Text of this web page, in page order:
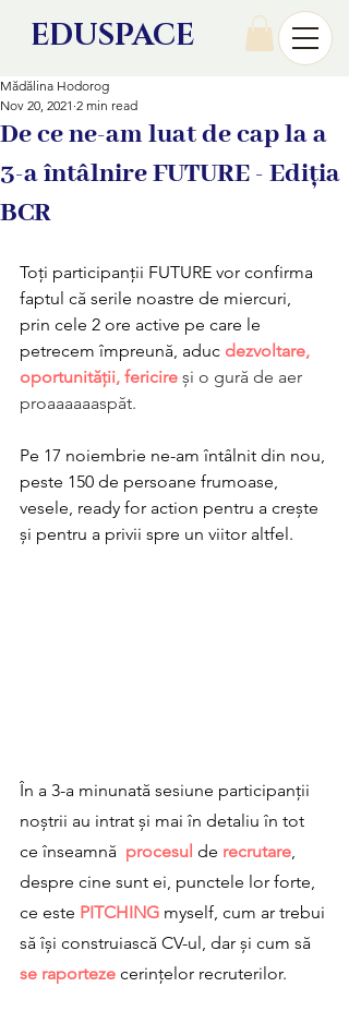
EDUSPACE
De ce ne-am luat de cap la a
3-a întâlnire FUTURE - Ediția
BCR
Mădălina Hodorog
Nov 20, 2021 2 min read
Toți participanții FUTURE vor confirma
faptul că serile noastre de miercuri,
prin cele 2 ore active pe care le
petrecem împreună, aduc dezvoltare,
oportunității, fericire și o gură de aer
proaaaaaaspăt.
Pe 17 noiembrie ne-am întâlnit din nou,
peste 150 de persoane frumoase,
vesele, ready for action pentru a crește
și pentru a privii spre un viitor altfel.
În a 3-a minunată sesiune participanții
noștrii au intrat și mai în detaliu în tot
ce înseamnă procesul de recrutare,
despre cine sunt ei, punctele lor forte,
ce este PITCHING myself, cum ar trebui
să își construiască CV-ul, dar și cum să
se raporteze cerințelor recruterilor.